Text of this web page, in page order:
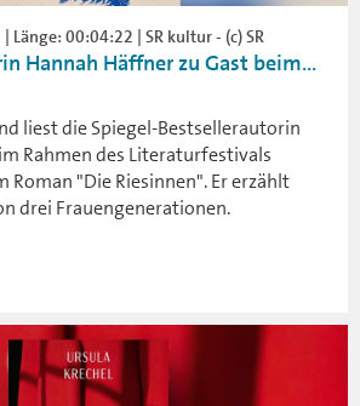
Länge: 00:04:22 | SR kultur - (c) SR
Hannah Häffner zu Gast beim...
liest die Spiegel-Bestsellerautorin
Rahmen des Literaturfestivals
Roman "Die Riesinnen". Er erzählt
drei Frauengenerationen.